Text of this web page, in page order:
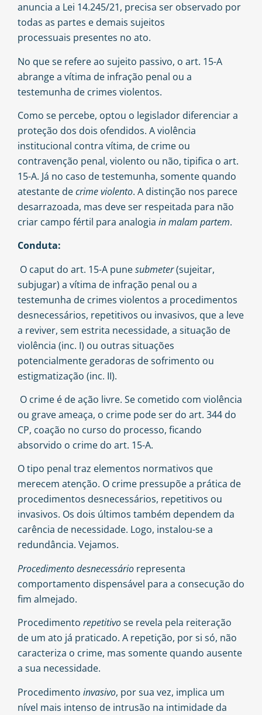
anuncia a Lei 14.245/21, precisa ser observado por
todas as partes e demais sujeitos
processuais presentes no ato.
No que se refere ao sujeito passivo, o art. 15-A
abrange a vítima de infração penal ou a
testemunha de crimes violentos.
Como se percebe, optou o legislador diferenciar a
proteção dos dois ofendidos. A violência
institucional contra vítima, de crime ou
contravenção penal, violento ou não, tipifica o art.
15-A. Já no caso de testemunha, somente quando
atestante decrime violento. A distinção nos parece
desarrazoada, mas deve ser respeitada para não
criar campo fértil para analogia in malam partem.
Conduta:
O caput do art. 15-A punesubmeter(sujeitar,
subjugar) a vítima de infração penal ou a
testemunha de crimes violentos a procedimentos
desnecessários, repetitivos ou invasivos, que a leve
a reviver, sem estrita necessidade, a situação de
violência (inc. I) ou outras situações
potencialmente geradoras de sofrimento ou
estigmatização (inc. II).
O crime é de ação livre. Se cometido com violência
ou grave ameaça, o crime pode ser do art. 344 do
CP, coação no curso do processo, ficando
absorvido o crime do art. 15-A.
O tipo penal traz elementos normativos que
merecem atenção. O crime pressupõe a prática de
procedimentos desnecessários, repetitivos ou
invasivos. Os dois últimos também dependem da
carência de necessidade. Logo, instalou-se a
redundância. Vejamos.
Procedimento desnecessário representa
comportamento dispensável para a consecução do
fim almejado.
Procedimento repetitivose revela pela reiteração
de um ato já praticado. A repetição, por si só, não
caracteriza o crime, mas somente quando ausente
a sua necessidade.
Procedimento invasivo, por sua vez, implica um
nível mais intenso de intrusão na intimidade da